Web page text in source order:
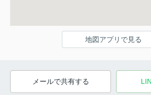
地図アプリで見る
メールで共有する